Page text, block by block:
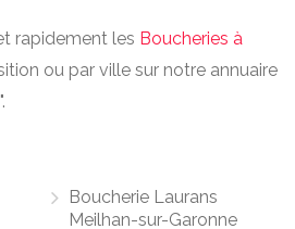
rapidement les Boucheries à
ou par ville sur notre annuaire
Boucherie Laurans
Meilhan-sur-Garonne